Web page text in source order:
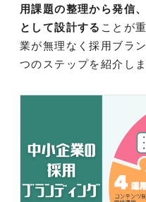
用課題の整理から発信
として設計する ことが
業が無理なく採用ブラ
つのステップを紹介しま